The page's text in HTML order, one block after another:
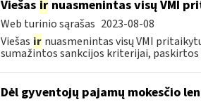
Viešas irnuasmenintas visų VMI
Web turinio sąrašas 2023-08-08
Viešas ir nuasmenintas visų VMI
sumažintos sankcijos kriterijai, paskirtos
Dėl gyventojų pajamų mokesčio